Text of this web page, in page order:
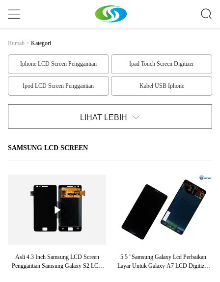
Rumah > Kategori
Iphone LCD Screen Penggantian Ipad Touch Screen Digitizer
Ipod LCD Screen Penggantian Kabel USB Iphone
Iphone 6 Penggantian Parts iphone 5 suku cadang
Iphone 4 Bagian Penggantian
HTC lcd layar penggantian Samsung LCD Screen
LG LCD Screen Layar LCD LG1
Layar LCD LG3
Layar LCD LG4 Layar LCD LG5
LIHAT LEBIH
SAMSUNG LCD SCREEN
Asli 4.3 Inch Samsung LCD Screen
Penggantian Samsung Galaxy S2 LCD
5.5 "Samsung Galaxy Lcd Perbaikan
Layar Untuk Galaxy A7 LCD Digitizer